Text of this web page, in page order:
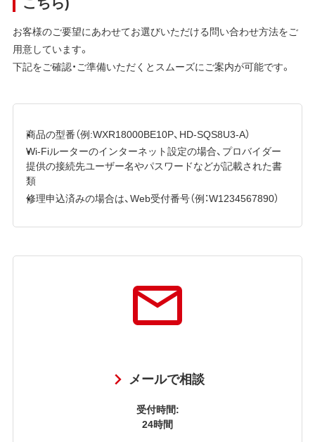
お客様のご要望にあわせてお選びいただける問い合わせ方法をご
用意しています。
下記をご確認・ご準備いただくとスムーズにご案内が可能です。
商品の型番（例:WXR18000BE10P、HD-SQS8U3-A）
Wi-Fiルーターのインターネット設定の場合、プロバイダー
提供の接続先ユーザー名やパスワードなどが記載された書
類
修理申込済みの場合は、Web受付番号（例：W1234567890）
メールで相談
受付時間:
24時間